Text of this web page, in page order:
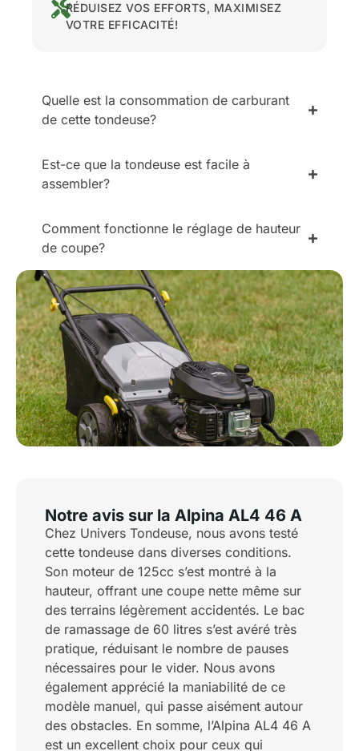
RÉDUISEZ VOS EFFORTS, MAXIMISEZ
VOTRE EFFICACITÉ!
Quelle est la consommation de carburant
de cette tondeuse?
Est-ce que la tondeuse est facile à
assembler?
Comment fonctionne le réglage de hauteur
de coupe?
Notre avis sur la Alpina AL4 46 A
Chez Univers Tondeuse, nous avons testé
cette tondeuse dans diverses conditions.
Son moteur de 125cc s’est montré à la
hauteur, offrant une coupe nette même sur
des terrains légèrement accidentés. Le bac
de ramassage de 60 litres s’est avéré très
pratique, réduisant le nombre de pauses
nécessaires pour le vider. Nous avons
également apprécié la maniabilité de ce
modèle manuel, qui passe aisément autour
des obstacles. En somme, l’Alpina AL4 46 A
est un excellent choix pour ceux qui